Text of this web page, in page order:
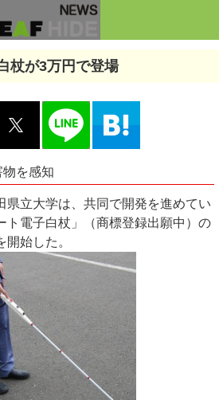
杖が3万円で登場
を感知
県立大学は、共同で開発を進めてい
ト電子白杖」（商標登録出願中）の
始した。